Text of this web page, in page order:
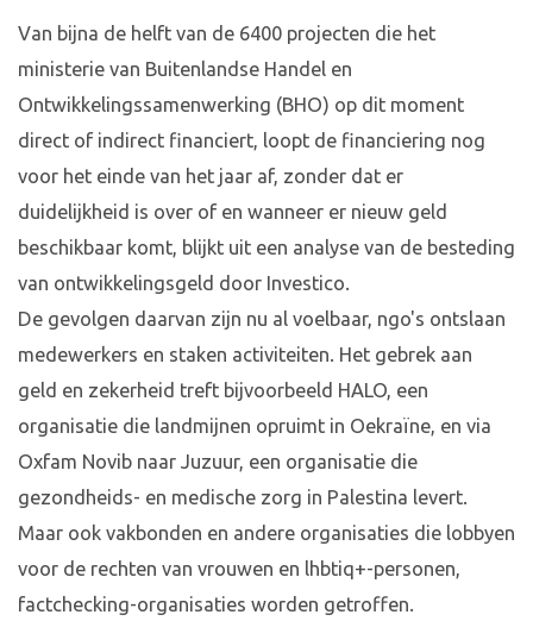
Van bijna de helft van de 6400 projecten die het
ministerie van Buitenlandse Handel en
Ontwikkelingssamenwerking (BHO) op dit moment
direct of indirect financiert, loopt de financiering nog
voor het einde van het jaar af, zonder dat er
duidelijkheid is over of en wanneer er nieuw geld
beschikbaar komt, blijkt uit een analyse van de besteding
van ontwikkelingsgeld door Investico.
De gevolgen daarvan zijn nu al voelbaar, ngo's ontslaan
medewerkers en staken activiteiten. Het gebrek aan
geld en zekerheid treft bijvoorbeeld HALO, een
organisatie die landmijnen opruimt in Oekraïne, en via
Oxfam Novib naar Juzuur, een organisatie die
gezondheids- en medische zorg in Palestina levert.
Maar ook vakbonden en andere organisaties die lobbyen
voor de rechten van vrouwen en lhbtiq+-personen,
factchecking-organisaties worden getroffen.